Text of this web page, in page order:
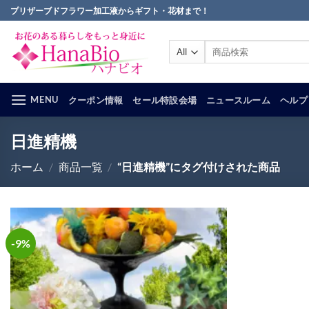
Skip
to
content
プリザーブドフラワー加工液からギフト・花材まで！
検
象:
MENU クーポン情報 セール特設会場 ニュースルーム ヘルプ
日進精機
ホーム / 商品一覧 / “日進精機”にタグ付けされた商品
-9%
お気
に入
りに
追加